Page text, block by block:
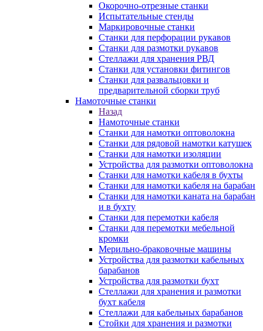
Окорочно-отрезные станки
Испытательные стенды
Маркировочные станки
Станки для перфорации рукавов
Станки для размотки рукавов
Стеллажи для хранения РВД
Станки для установки фитингов
Станки для развальцовки и
предварительной сборки труб
Намоточные станки
Назад
Намоточные станки
Станки для намотки оптоволокна
Станки для рядовой намотки катушек
Станки для намотки изоляции
Устройства для размотки оптоволокна
Станки для намотки кабеля в бухты
Станки для намотки кабеля на барабан
Станки для намотки каната на барабан
и в бухту
Станки для перемотки кабеля
Станки для перемотки мебельной
кромки
Мерильно-браковочные машины
Устройства для размотки кабельных
барабанов
Устройства для размотки бухт
Стеллажи для хранения и размотки
бухт кабеля
Стеллажи для кабельных барабанов
Стойки для хранения и размотки